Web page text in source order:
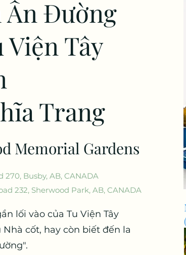
Ân Đường
Viện Tây
Trang
Memorial Gardens
270, Busby, AB, CANADA
d 232, Sherwood Park, AB, CANADA
lối vào của Tu Viện Tây
Nhà cốt, hay còn biết đến la